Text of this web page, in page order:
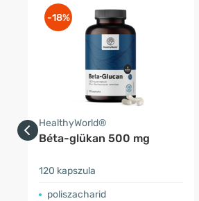
-18%
HealthyWorld®
Béta-glükan 500 mg
120 kapszula
poliszacharid